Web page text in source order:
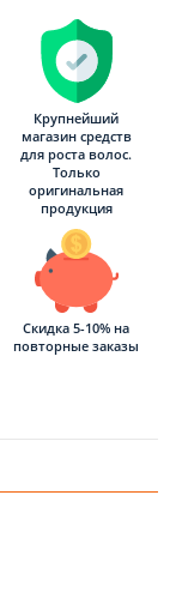
Крупнейший
магазин средств
для роста волос.
Только
оригинальная
продукция
Скидка 5-10% на
повторные заказы